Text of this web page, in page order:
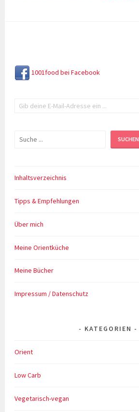
1001food bei Facebook
Suchen SUCHEN
Inhaltsverzeichnis
Tipps & Empfehlungen
Über mich
Meine Orientküche
Meine Bücher
Impressum / Datenschutz
KATEGORIEN
Orient
Low Carb
Vegetarisch-vegan